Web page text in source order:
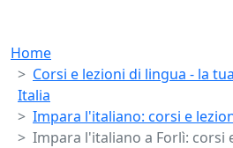
Breadcrumb
Home
Corsi e lezioni di lingua - la
Italia
Impara l'italiano: corsi e
Impara l'italiano a Forlì: corsi